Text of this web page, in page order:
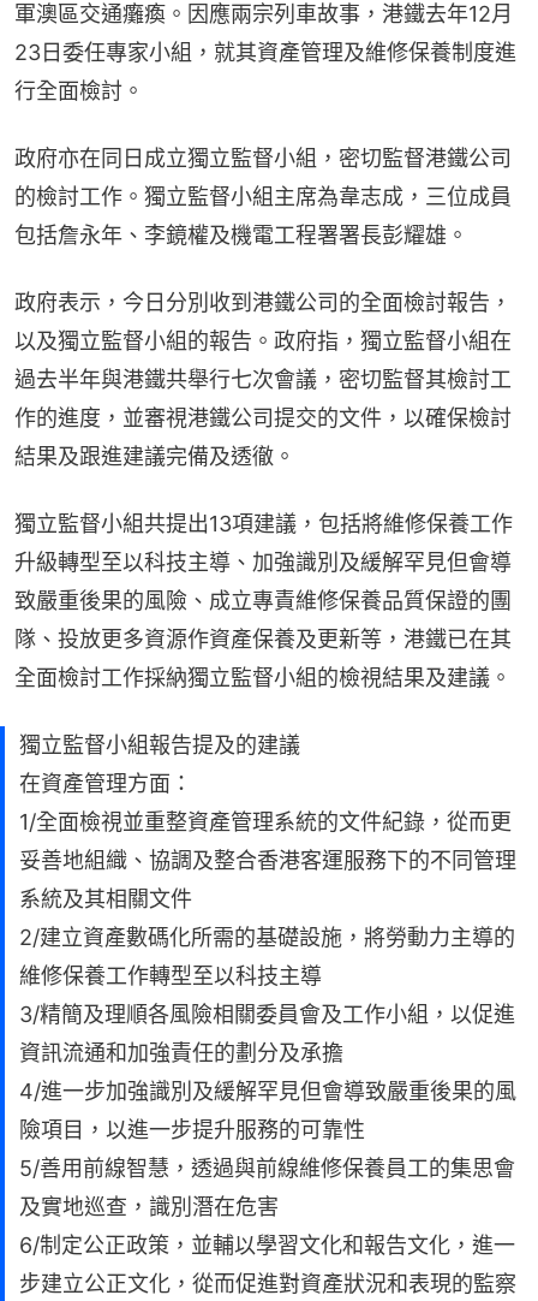
軍澳區交通癱瘓。因應兩宗列車故事，港鐵去年12月
23日委任專家小組，就其資產管理及維修保養制度進
行全面檢討。
政府亦在同日成立獨立監督小組，密切監督港鐵公司
的檢討工作。獨立監督小組主席為韋志成，三位成員
包括詹永年、李鏡權及機電工程署署長彭耀雄。
政府表示，今日分別收到港鐵公司的全面檢討報告，
以及獨立監督小組的報告。政府指，獨立監督小組在
過去半年與港鐵共舉行七次會議，密切監督其檢討工
作的進度，並審視港鐵公司提交的文件，以確保檢討
結果及跟進建議完備及透徹。
獨立監督小組共提出13項建議，包括將維修保養工作
升級轉型至以科技主導、加強識別及緩解罕見但會導
致嚴重後果的風險、成立專責維修保養品質保證的團
隊、投放更多資源作資產保養及更新等，港鐵已在其
全面檢討工作採納獨立監督小組的檢視結果及建議。
獨立監督小組報告提及的建議
在資產管理方面：
1/全面檢視並重整資產管理系統的文件紀錄，從而更
妥善地組織、協調及整合香港客運服務下的不同管理
系統及其相關文件
2/建立資產數碼化所需的基礎設施，將勞動力主導的
維修保養工作轉型至以科技主導
3/精簡及理順各風險相關委員會及工作小組，以促進
資訊流通和加強責任的劃分及承擔
4/進一步加強識別及緩解罕見但會導致嚴重後果的風
險項目，以進一步提升服務的可靠性
5/善用前線智慧，透過與前線維修保養員工的集思會
及實地巡查，識別潛在危害
6/制定公正政策，並輔以學習文化和報告文化，進一
步建立公正文化，從而促進對資產狀況和表現的監察